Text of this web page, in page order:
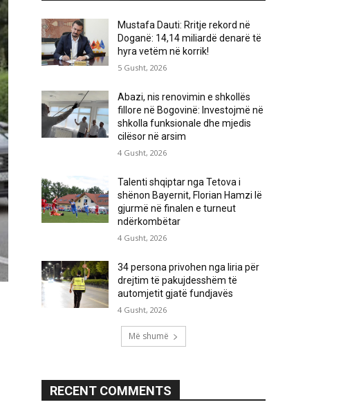
Mustafa Dauti: Rritje rekord në
Doganë: 14,14 miliardë denarë të
hyra vetëm në korrik!
5 Gusht, 2026
Abazi, nis renovimin e shkollës
fillore në Bogovinë: Investojmë në
shkolla funksionale dhe mjedis
cilësor në arsim
4 Gusht, 2026
Talenti shqiptar nga Tetova i
shënon Bayernit, Florian Hamzi lë
gjurmë në finalen e turneut
ndërkombëtar
4 Gusht, 2026
34 persona privohen nga liria për
drejtim të pakujdesshëm të
automjetit gjatë fundjavës
4 Gusht, 2026
Më shumë
RECENT COMMENTS